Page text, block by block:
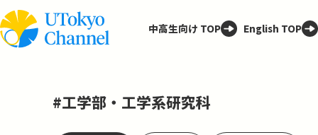
中高生向け TOP English TOP
#工学部・工学系研究科